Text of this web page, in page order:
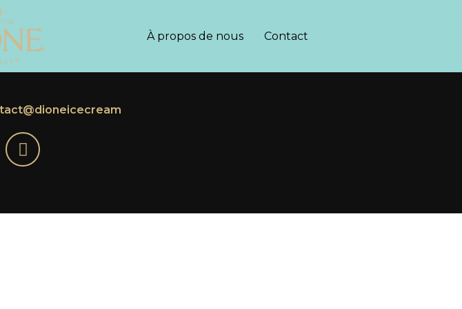
À propos de nous Contact